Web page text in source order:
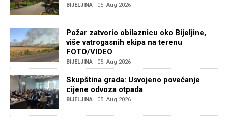
BIJELJINA | 05. Aug 2026
Požar zatvorio obilaznicu oko Bijeljine,
više vatrogasnih ekipa na terenu
FOTO/VIDEO
BIJELJINA | 05. Aug 2026
Skupština grada: Usvojeno povećanje
cijene odvoza otpada
BIJELJINA | 05. Aug 2026